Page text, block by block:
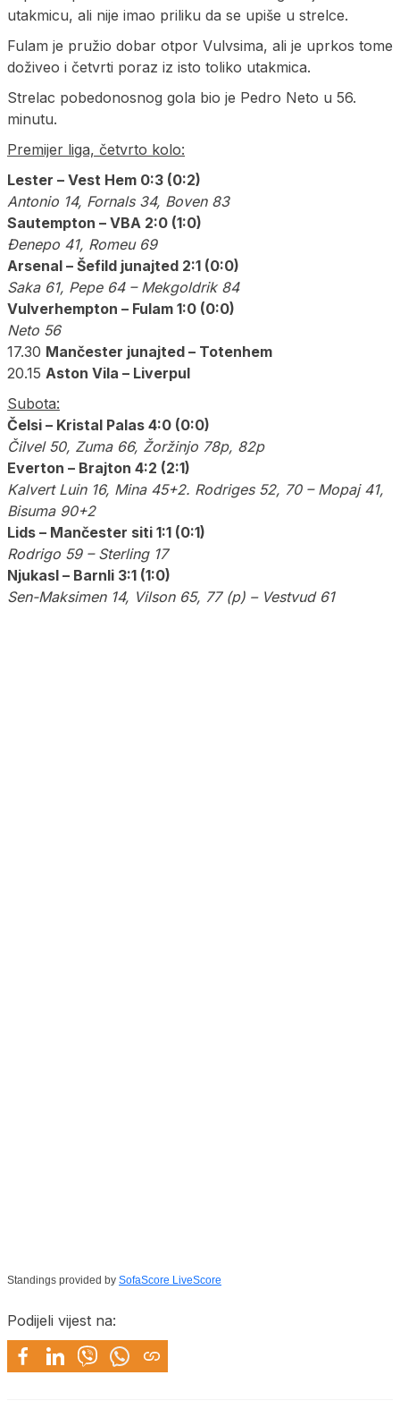
utakmicu, ali nije imao priliku da se upiše u strelce.
Fulam je pružio dobar otpor Vulvsima, ali je uprkos tome
doživeo i četvrti poraz iz isto toliko utakmica.
Strelac pobedonosnog gola bio je Pedro Neto u 56.
minutu.
Premijer liga, četvrto kolo:
Lester – Vest Hem 0:3 (0:2)
Antonio 14, Fornals 34, Boven 83
Sautempton – VBA 2:0 (1:0)
Đenepo 41, Romeu 69
Arsenal – Šefild junajted 2:1 (0:0)
Saka 61, Pepe 64 – Mekgoldrik 84
Vulverhempton – Fulam 1:0 (0:0)
Neto 56
17.30 Mančester junajted – Totenhem
20.15 Aston Vila – Liverpul
Subota:
Čelsi – Kristal Palas 4:0 (0:0)
Čilvel 50, Zuma 66, Žoržinjo 78p, 82p
Everton – Brajton 4:2 (2:1)
Kalvert Luin 16, Mina 45+2. Rodriges 52, 70 – Mopaj 41,
Bisuma 90+2
Lids – Mančester siti 1:1 (0:1)
Rodrigo 59 – Sterling 17
Njukasl – Barnli 3:1 (1:0)
Sen-Maksimen 14, Vilson 65, 77 (p) – Vestvud 61
Standings provided by SofaScore LiveScore
Podijeli vijest na: